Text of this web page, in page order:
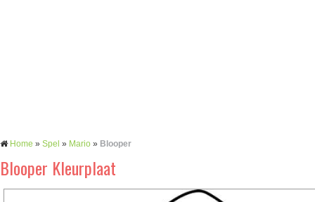
Home » Spel » Mario » Blooper
Blooper Kleurplaat